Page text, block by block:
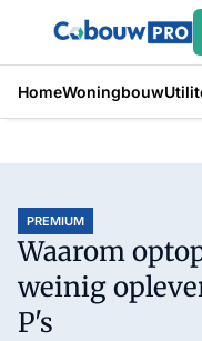
HomeWoningbouw
PREMIUM
Waarom
weinig
P's